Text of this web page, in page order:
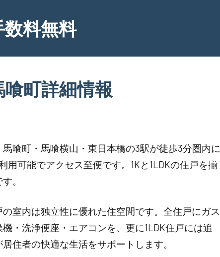
料無料
町詳細情報
喰町・馬喰横山・東日本橋の3駅が徒歩3分圏内に
可能でアクセス至便です。1Kと1LDKの住戸を揃
。
室内は独立性に優れた住空間です。全住戸にガス
・洗浄便座・エアコンを、更に1LDK住戸には追
住者の快適な生活をサポートします。